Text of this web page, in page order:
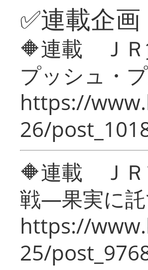
✅連載企画
🔶連載 Ｊ
プッシュ・
https://
26/
🔶連載 ＪＲ
戦―果実に
https://
25/